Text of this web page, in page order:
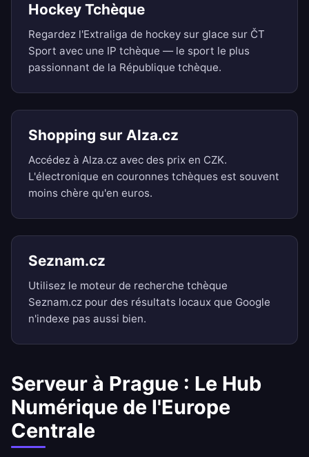
Hockey Tchèque
Regardez l'Extraliga de hockey sur glace sur ČT
Sport avec une IP tchèque — le sport le plus
passionnant de la République tchèque.
Shopping sur Alza.cz
Accédez à Alza.cz avec des prix en CZK.
L'électronique en couronnes tchèques est souvent
moins chère qu'en euros.
Seznam.cz
Utilisez le moteur de recherche tchèque
Seznam.cz pour des résultats locaux que Google
n'indexe pas aussi bien.
Serveur à Prague : Le Hub
Numérique de l'Europe
Centrale